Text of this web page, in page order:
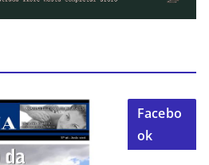
Facebo
ok